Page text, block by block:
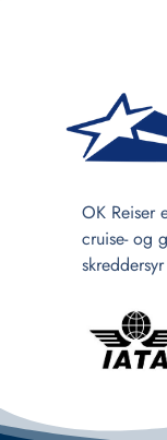
OK Reiser
cruise- og